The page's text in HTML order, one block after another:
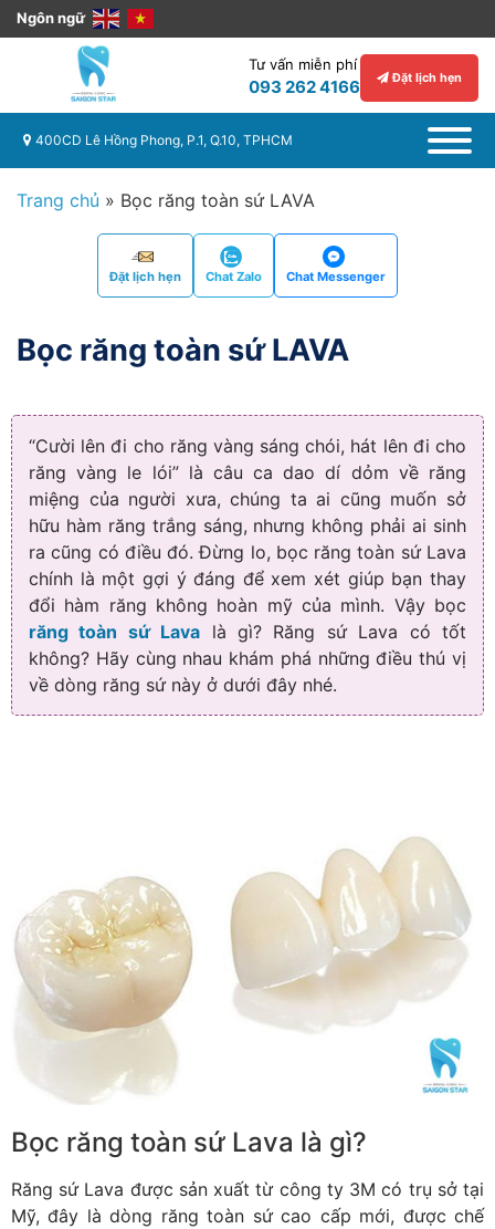
Ngôn ngữ
Tư vấn miễn phí
093 262 4166 Đặt lịch hẹn
400CD Lê Hồng Phong, P.1, Q.10, TPHCM
Trang chủ » Bọc răng toàn sứ LAVA
Đặt lịch hẹn Chat Zalo Chat Messenger
Bọc răng toàn sứ LAVA
“Cười lên đi cho răng vàng sáng chói, hát lên đi cho
răng vàng le lói” là câu ca dao dí dỏm về răng
miệng của người xưa, chúng ta ai cũng muốn sở
hữu hàm răng trắng sáng, nhưng không phải ai sinh
ra cũng có điều đó. Đừng lo, bọc răng toàn sứ Lava
chính là một gợi ý đáng để xem xét giúp bạn thay
đổi hàm răng không hoàn mỹ của mình. Vậy bọc
răng toàn sứ Lava là gì? Răng sứ Lava có tốt
không? Hãy cùng nhau khám phá những điều thú vị
về dòng răng sứ này ở dưới đây nhé.
Bọc răng toàn sứ Lava là gì?
Răng sứ Lava được sản xuất từ công ty 3M có trụ sở tại
Mỹ, đây là dòng răng toàn sứ cao cấp mới, được chế